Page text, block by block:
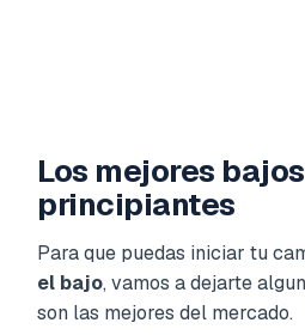
Los mejores
principiantes
Para que puedas iniciar tu
el bajo, vamos a dejarte
son las mejores del mercado.